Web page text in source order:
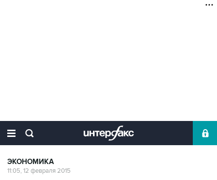
ЭКОНОМИКА
11:05, 12 февраля 2015